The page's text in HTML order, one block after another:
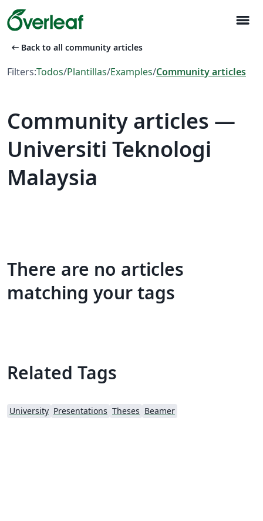
menu
arrow_left_alt Back to all community articles
Filters:Todos/Plantillas/Examples/Community articles
Community articles —
Universiti Teknologi
Malaysia
There are no articles
matching your tags
Related Tags
University Presentations Theses Beamer